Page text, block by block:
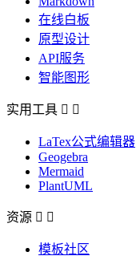
在线白板
原型设计
API服务
智能图形
实用工具  
LaTex公式编辑器
Geogebra
Mermaid
PlantUML
资源  
模板社区